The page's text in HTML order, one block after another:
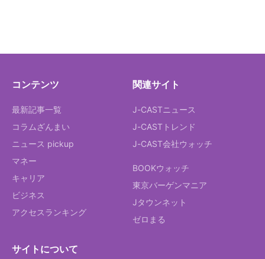
コンテンツ
最新記事一覧
コラムざんまい
ニュース pickup
マネー
キャリア
ビジネス
アクセスランキング
関連サイト
J-CASTニュース
J-CASTトレンド
J-CAST会社ウォッチ
BOOKウォッチ
東京バーゲンマニア
Jタウンネット
ゼロまる
サイトについて